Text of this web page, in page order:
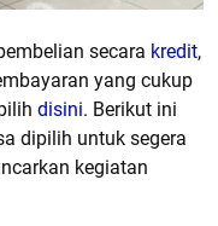
secara kredit,
yang cukup
disini. Berikut ini
dipilih untuk segera
kegiatan